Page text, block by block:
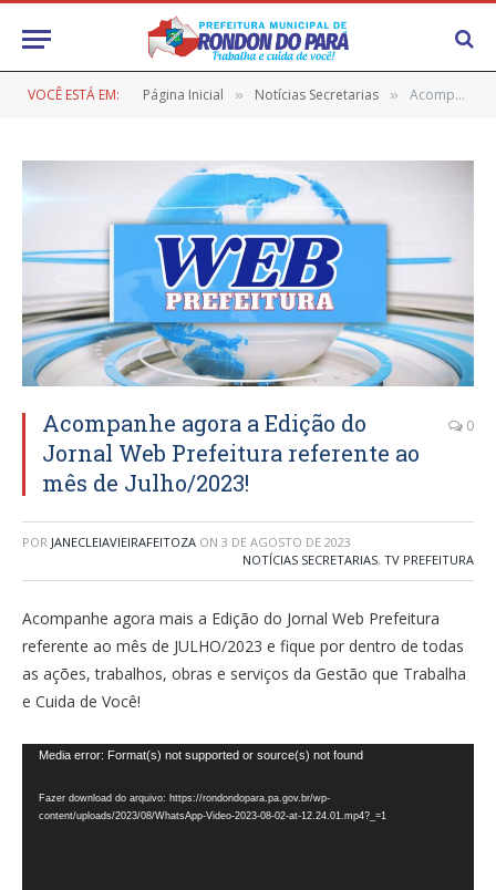
VOCÊ ESTÁ EM: Página Inicial » Notícias Secretarias » Acompanhe agora a Edição do Jornal Web Prefeitura referente ao mês de Julho/2023!
Acompanhe agora a Edição do
Jornal Web Prefeitura referente ao
mês de Julho/2023!
0
POR JANECLEIAVIEIRAFEITOZA ON 3 DE AGOSTO DE 2023
NOTÍCIAS SECRETARIAS, TV PREFEITURA
Acompanhe agora mais a Edição do Jornal Web Prefeitura
referente ao mês de JULHO/2023 e fique por dentro de todas
as ações, trabalhos, obras e serviços da Gestão que Trabalha
e Cuida de Você!
Tocador
vídeo
Media error: Format(s) not supported or source(s) not found
Fazer download do arquivo: https://rondondopara.pa.gov.br/wp-
content/uploads/2023/08/WhatsApp-Video-2023-08-02-at-12.24.01.mp4?_=1